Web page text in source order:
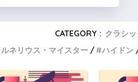
CATEGORY : クラシ
ルネリウス・マイスター ハイドン